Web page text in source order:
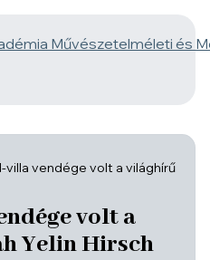
villa vendége volt a világhírű
volt a
Yelin Hirsch